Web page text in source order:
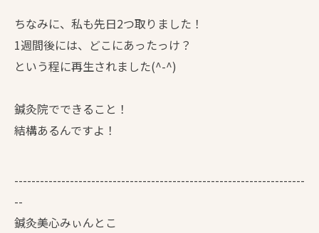
ちなみに、私も先日2つ取りました！
1週間後には、どこにあったっけ？
という程に再生されました(^-^)
鍼灸院でできること！
結構あるんですよ！
--------------------------------------------------------------------
--
鍼灸美心みぃんとこ